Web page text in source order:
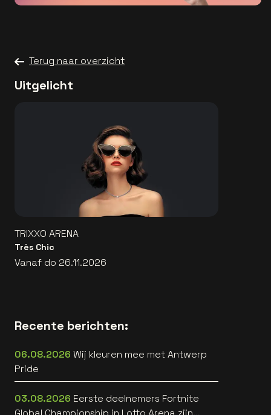
Terug naar overzicht
Uitgelicht
TRIXXO ARENA
Très Chic
Vanaf do 26.11.2026
Recente berichten:
06.08.2026 Wij kleuren mee met Antwerp
Pride
03.08.2026 Eerste deelnemers Fortnite